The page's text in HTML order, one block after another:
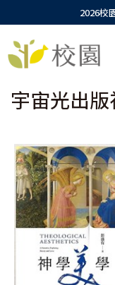
2026校
宇宙光出